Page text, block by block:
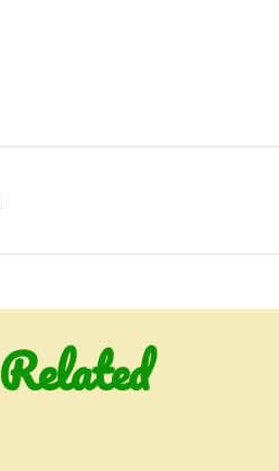
Related